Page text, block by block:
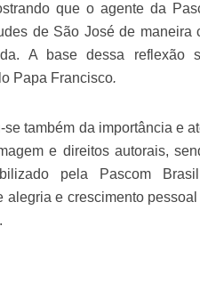
que o agente da
de São José de maneira
A base dessa reflexão
Papa Francisco.
também da importância e
e direitos autorais,
pela Pascom
e crescimento